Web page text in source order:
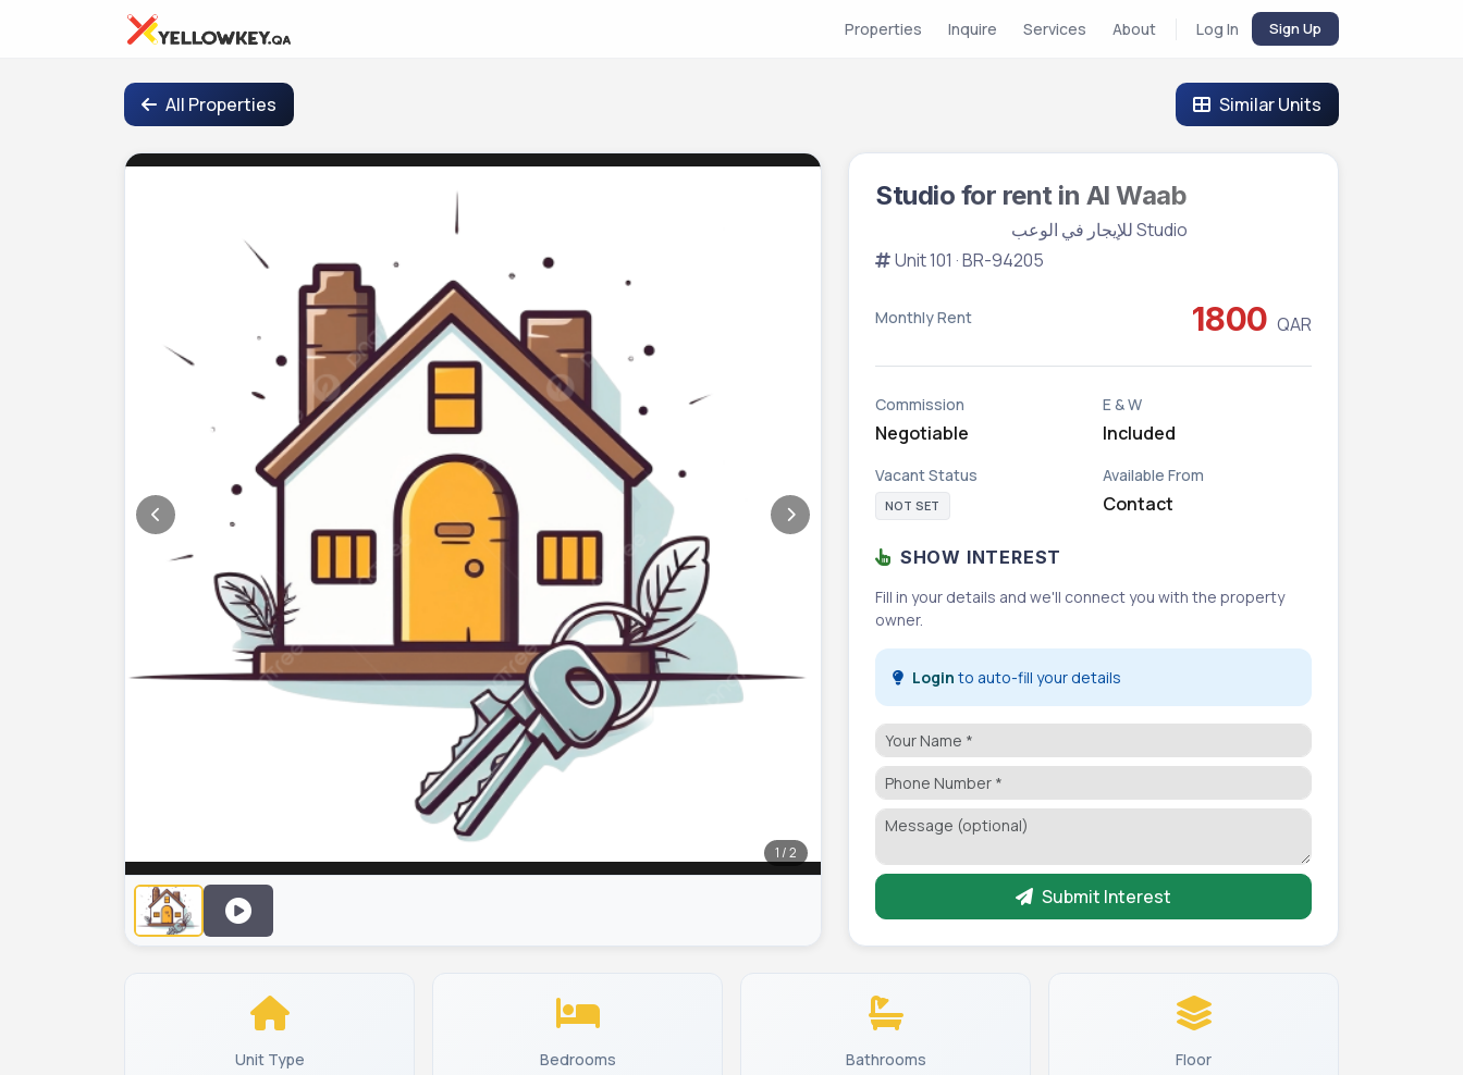
Properties Inquire Services About Log In Sign Up
All Properties Similar Units
1 / 2
Studio for rent in Al Waab
Studio للإيجار في الوعب
Unit 101 · BR-94205
Monthly Rent 1800 QAR
Commission
Negotiable
E & W
Included
Vacant Status
NOT SET
Available From
Contact
SHOW INTEREST
Fill in your details and we'll connect you with the property
owner.
Login to auto-fill your details
Submit Interest
Unit Type Bedrooms Bathrooms Floor